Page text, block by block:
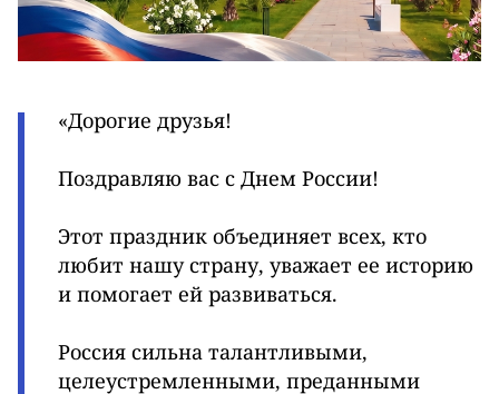
«Дорогие друзья!
Поздравляю вас с Днем России!
Этот праздник объединяет всех, кто
любит нашу страну, уважает ее историю
и помогает ей развиваться.
Россия сильна талантливыми,
целеустремленными, преданными